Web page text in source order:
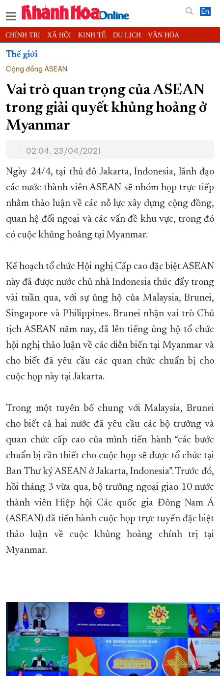
En
CHÍNH TRỊ XÃ HỘI KINH TẾ DU LỊCH VĂN HÓA
THỂ THAO
KHOA HỌC - CÔNG NGHỆ
THẾ GIỚI MULTIMEDIA VIDEO ĐỌC BÁO ONLINE
PODCAST THÔNG TIN - QUẢNG CÁO
QUY HOẠCH TỈNH KHÁNH HÒA
CHUNG TAY CẢI CÁCH HÀNH CHÍNH
XÂY DỰNG NÔNG THÔN MỚI LỊCH CẮT ĐIỆN
TÀU - XE - MÁY BAY
KỶ NIỆM 370 NĂM XÂY DỰNG VÀ PHÁT TRIỂN TỈNH KHÁNH HÒA
KHOẢNH KHẮC ĐẸP XỨ TRẦM
XÂY DỰNG KHÁNH HÒA TRỞ THÀNH THÀNH PHỐ TRỰC THUỘC
Thế giới
Cộng đồng ASEAN
Vai trò quan trọng của ASEAN
trong giải quyết khủng hoảng ở
Myanmar
02:04, 23/04/2021
Ngày 24/4, tại thủ đô Jakarta, Indonesia, lãnh đạo
các nước thành viên ASEAN sẽ nhóm họp trực tiếp
nhằm thảo luận về các nỗ lực xây dựng cộng đồng,
quan hệ đối ngoại và các vấn đề khu vực, trong đó
có cuộc khủng hoảng tại Myanmar.
Kế hoạch tổ chức Hội nghị Cấp cao đặc biệt ASEAN
này đã được nước chủ nhà Indonesia thúc đẩy trong
vài tuần qua, với sự ủng hộ của Malaysia, Brunei,
Singapore và Philippines. Brunei nhận vai trò Chủ
tịch ASEAN năm nay, đã lên tiếng ủng hộ tổ chức
hội nghị thảo luận về các diễn biến tại Myanmar và
cho biết đã yêu cầu các quan chức chuẩn bị cho
cuộc họp này tại Jakarta.
Trong một tuyên bố chung với Malaysia, Brunei
cho biết cả hai nước đã yêu cầu các bộ trưởng và
quan chức cấp cao của mình tiến hành “các bước
chuẩn bị cần thiết cho cuộc họp sẽ được tổ chức tại
Ban Thư ký ASEAN ở Jakarta, Indonesia”. Trước đó,
hồi tháng 3 vừa qua, bộ trưởng ngoại giao 10 nước
thành viên Hiệp hội Các quốc gia Đông Nam Á
(ASEAN) đã tiến hành cuộc họp trực tuyến đặc biệt
thảo luận về cuộc khủng hoảng chính trị tại
Myanmar.